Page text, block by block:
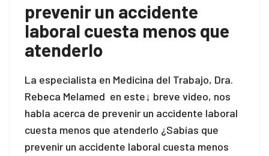
prevenir un accidente
laboral cuesta menos que
atenderlo
La especialista en Medicina del Trabajo, Dra.
Rebeca Melamed en este↓ breve video, nos
habla acerca de prevenir un accidente laboral
cuesta menos que atenderlo ¿Sabías que
prevenir un accidente laboral cuesta menos